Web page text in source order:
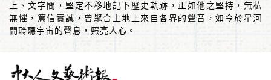
上、文字間，堅定不移地記下歷史軌跡，正如他之堅持，無私
無懼，篤信實誠，曾聚合土地上來自各界的聲音，如今於星河
間聆聽宇宙的聲息，照亮人心。